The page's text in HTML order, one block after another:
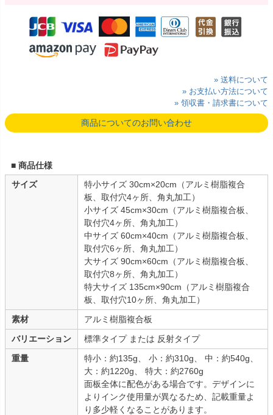
» 送料について
» お支払い方法について
» 領収書・請求書について
商品についてのお問い合わせ
■ 商品仕様
サイズ
特小サイズ 30cm×20cm（アルミ樹脂複合
板、取付穴4ヶ所、角丸加工）
小サイズ 45cm×30cm（アルミ樹脂複合板、
取付穴4ヶ所、角丸加工）
中サイズ 60cm×40cm（アルミ樹脂複合板、
取付穴6ヶ所、角丸加工）
大サイズ 90cm×60cm（アルミ樹脂複合板、
取付穴8ヶ所、角丸加工）
特大サイズ 135cm×90cm（アルミ樹脂複合
板、取付穴10ヶ所、角丸加工）
素材
アルミ樹脂複合板
バリエーション
標準タイプ または 反射タイプ
重量
特小：約135g、 小：約310g、 中：約540g、
大：約1220g、 特大：約2760g
面板全体に配色がある場合です。デザインに
よりインク使用量が異なるため、記載重量よ
り多少軽くなることがあります。